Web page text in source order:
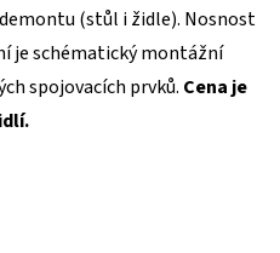
(stůl i židle). Nosnost
je schématický montážní
spojovacích prvků. Cena je